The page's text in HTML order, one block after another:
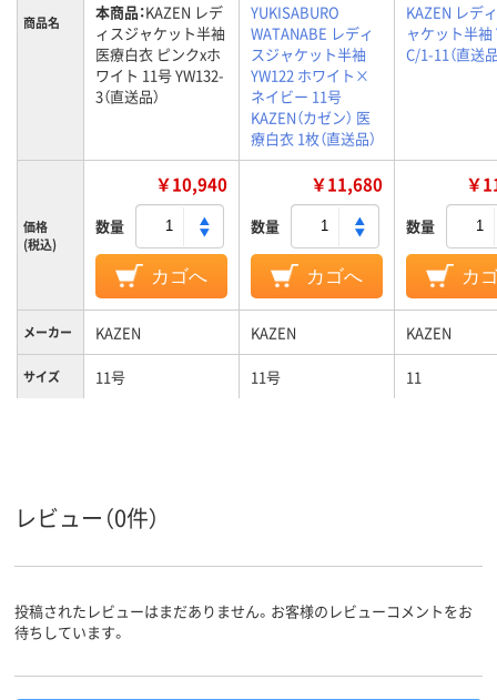
商品名 本商品：KAZEN レデ
ィスジャケット半袖
医療白衣 ピンクxホ
ワイト 11号 YW132-
3（直送品）
YUKISABURO
WATANABE レディ
スジャケット半袖
YW122 ホワイト×
ネイビー 11号
KAZEN（カゼン） 医
療白衣 1枚（直送品）
KAZEN レデ
ャケット半袖
C/1-11（直送品
価格
(税込)
￥10,940
数量
カゴへ
￥11,680
数量
カゴへ
￥
数量
カ
メーカー KAZEN KAZEN KAZEN
サイズ 11号 11号 11
レビュー（0件）
投稿されたレビューはまだありません。お客様のレビューコメントをお
待ちしています。